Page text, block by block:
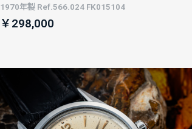
1970年製 Ref.566.024 FK015104
￥298,000